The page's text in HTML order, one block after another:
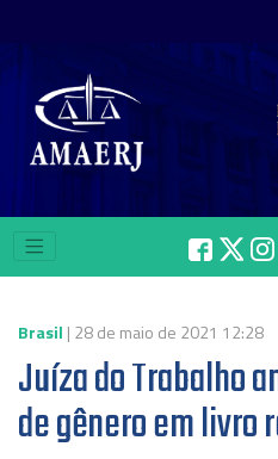
Brasil | 28 de maio de 2021 12:28
Juíza do Trabalho
de gênero em livro